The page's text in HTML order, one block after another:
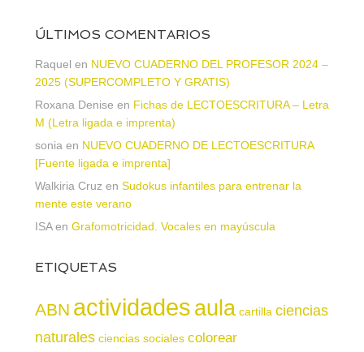
ÚLTIMOS COMENTARIOS
Raquel en NUEVO CUADERNO DEL PROFESOR 2024 –
2025 (SUPERCOMPLETO Y GRATIS)
Roxana Denise en Fichas de LECTOESCRITURA – Letra
M (Letra ligada e imprenta)
sonia en NUEVO CUADERNO DE LECTOESCRITURA
[Fuente ligada e imprenta]
Walkiria Cruz en Sudokus infantiles para entrenar la
mente este verano
ISAen Grafomotricidad. Vocales en mayúscula
ETIQUETAS
ABN actividadesaula cartilla ciencias
naturales ciencias sociales colorear